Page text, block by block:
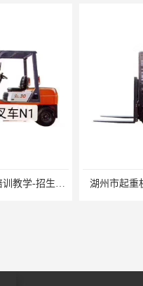
湖州市起重机培训附近-随到随学